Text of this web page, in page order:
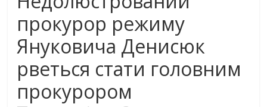
прокурор режиму
Януковича Денисюк
рветься стати головним
прокурором